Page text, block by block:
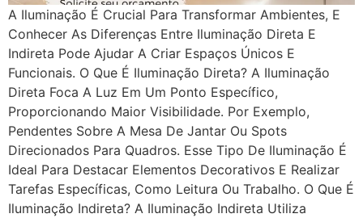
A Iluminação É Crucial Para Transformar Ambientes, E
Conhecer As Diferenças Entre Iluminação Direta E
Indireta Pode Ajudar A Criar Espaços Únicos E
Funcionais. O Que É Iluminação Direta? A Iluminação
Direta Foca A Luz Em Um Ponto Específico,
Proporcionando Maior Visibilidade. Por Exemplo,
Pendentes Sobre A Mesa De Jantar Ou Spots
Direcionados Para Quadros. Esse Tipo De Iluminação É
Ideal Para Destacar Elementos Decorativos E Realizar
Tarefas Específicas, Como Leitura Ou Trabalho. O Que É
Iluminação Indireta? A Iluminação Indireta Utiliza